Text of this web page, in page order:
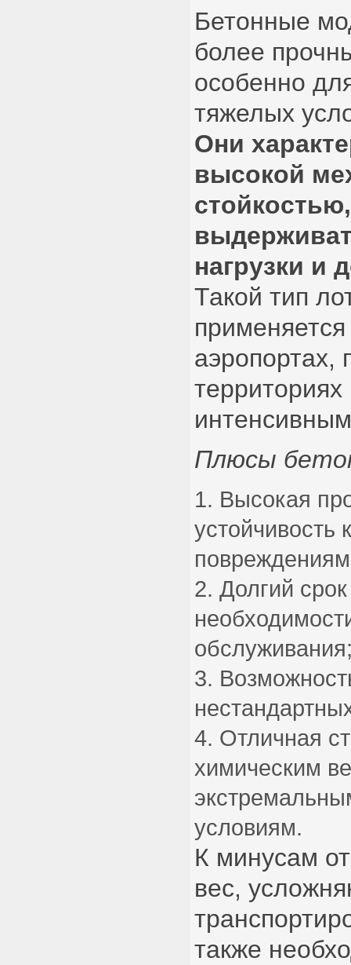
Бетонные
более
особенно
тяжелых
Они
высокой
нагрузки и
Такой тип
Плюсы
Высокая
устойчивость
Долгий
Отличная
химическим
условиям.
К минусам
вес,
также